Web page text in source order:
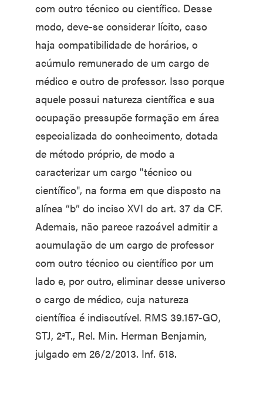
com outro técnico ou científico. Desse
modo, deve-se considerar lícito, caso
haja compatibilidade de horários, o
acúmulo remunerado de um cargo de
médico e outro de professor. Isso porque
aquele possui natureza científica e sua
ocupação pressupõe formação em área
especializada do conhecimento, dotada
de método próprio, de modo a
caracterizar um cargo "técnico ou
científico", na forma em que disposto na
alínea “b” do inciso XVI do art. 37 da CF.
Ademais, não parece razoável admitir a
acumulação de um cargo de professor
com outro técnico ou científico por um
lado e, por outro, eliminar desse universo
o cargo de médico, cuja natureza
científica é indiscutível. RMS 39.157-GO,
STJ, 2ªT., Rel. Min. Herman Benjamin,
julgado em 26/2/2013. Inf. 518.